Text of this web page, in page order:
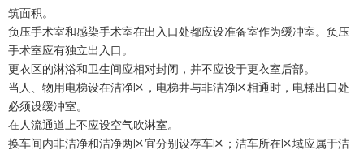
筑面积。
负压手术室和感染手术室在出入口处都应设准备室作为缓冲室。负压
手术室应有独立出入口。
更衣区的淋浴和卫生间应相对封闭，并不应设于更衣室后部。
当人、物用电梯设在洁净区，电梯井与非洁净区相通时，电梯出口处
必须设缓冲室。
在人流通道上不应设空气吹淋室。
换车间内非洁净和洁净两区宜分别设存车区；洁车所在区域应属于洁